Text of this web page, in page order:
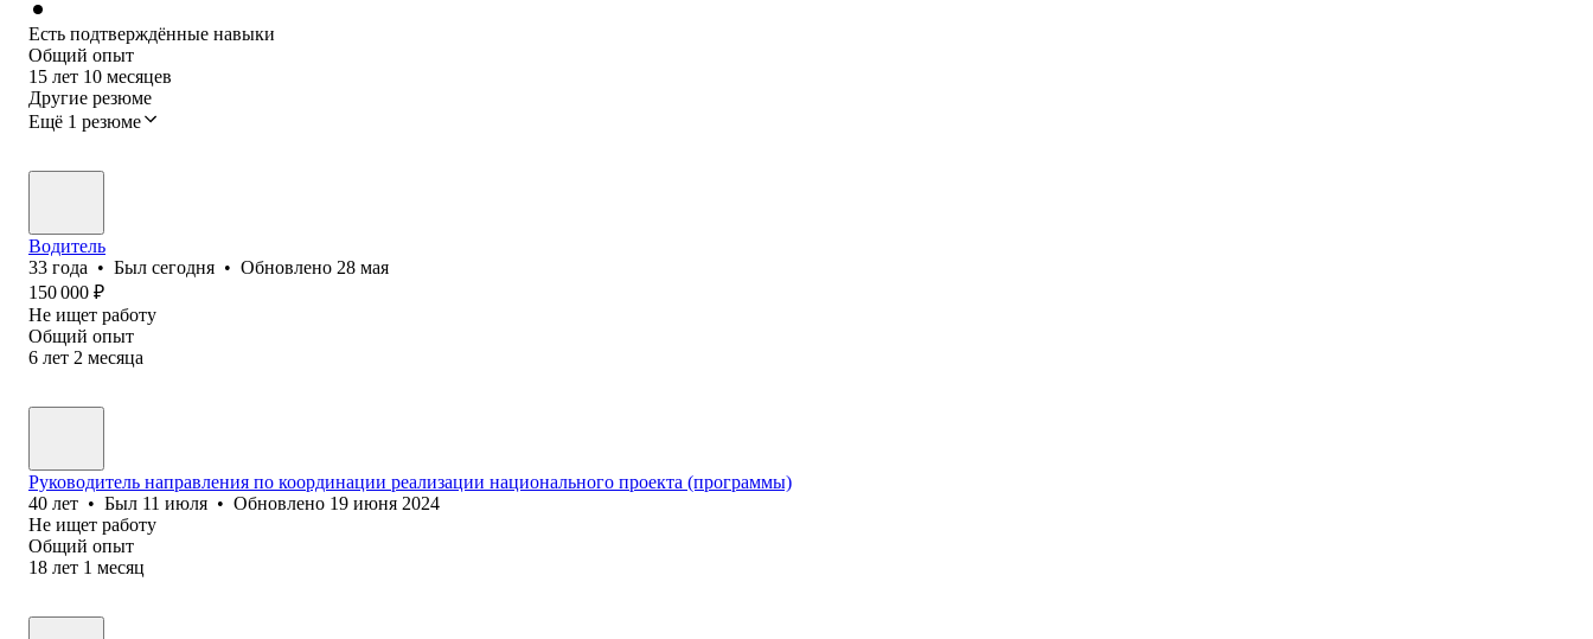
Есть подтверждённые навыки
Общий опыт
15 лет 10 месяцев
Другие резюме
Ещё 1 резюме
Водитель
33 года • Был сегодня • Обновлено 28 мая
150 000 ₽
Не ищет работу
Общий опыт
6 лет 2 месяца
Руководитель направления по координации реализации национального проекта (программы)
40 лет • Был 11 июля • Обновлено 19 июня 2024
Не ищет работу
Общий опыт
18 лет 1 месяц